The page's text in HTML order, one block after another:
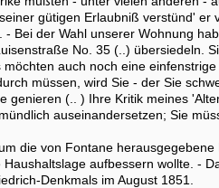
gütigen Erlaubniß verstünd' er
Bei der Wahl unserer Wohnung
No. 35 (..) übersiedeln.
auch noch eine
müssen, wird Sie - der Sie
genieren (.. ) Ihre Kritik meines
auseinandersetzen; Sie
die von Fontane herausgegebene
aufbessern wollte. -
Denkmals im August 1851.